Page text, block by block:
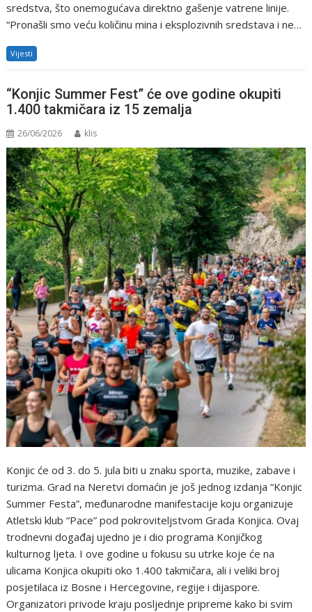
sredstva, što onemogućava direktno gašenje vatrene linije.
“Pronašli smo veću količinu mina i eksplozivnih sredstava i ne…
Vijesti
“Konjic Summer Fest” će ove godine okupiti
1.400 takmičara iz 15 zemalja
26/06/2026 klis
Konjic će od 3. do 5. jula biti u znaku sporta, muzike, zabave i
turizma. Grad na Neretvi domaćin je još jednog izdanja “Konjic
Summer Festa”, međunarodne manifestacije koju organizuje
Atletski klub “Pace” pod pokroviteljstvom Grada Konjica. Ovaj
trodnevni događaj ujedno je i dio programa Konjičkog
kulturnog ljeta. I ove godine u fokusu su utrke koje će na
ulicama Konjica okupiti oko 1.400 takmičara, ali i veliki broj
posjetilaca iz Bosne i Hercegovine, regije i dijaspore.
Organizatori privode kraju posljednje pripreme kako bi svim